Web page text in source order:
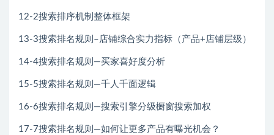
12-2搜索排序机制整体框架
13-3搜索排名规则–店铺综合实力指标（产品+店铺层级）
14-4搜索排名规则—买家喜好度分析
15-5搜索排名规则—千人千面逻辑
16-6搜索排名规则—搜索引擎分级橱窗搜索加权
17-7搜索排名规则—如何让更多产品有曝光机会？